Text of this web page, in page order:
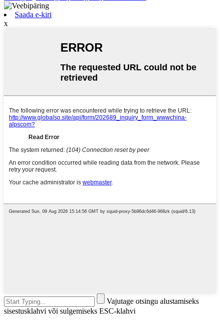
Saada e-kiri
x
Vajutage otsingu alustamiseks
sisestusklahvi või sulgemiseks ESC-klahvi